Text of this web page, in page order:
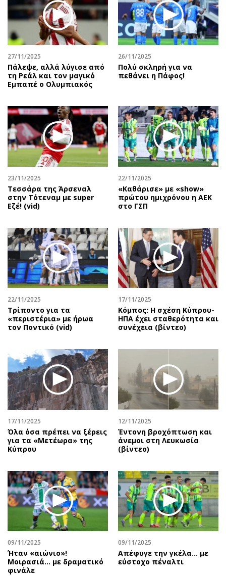
27/11/2025
Πάλεψε, αλλά λύγισε από
τη Ρεάλ και τον μαγικό
Εμπαπέ ο Ολυμπιακός
26/11/2025
Πολύ σκληρή για να
πεθάνει η Πάφος!
23/11/2025
Τεσσάρα της Άρσεναλ
στην Τότεναμ με super
Εζέ! (vid)
22/11/2025
«Καθάρισε» με «show»
πρώτου ημιχρόνου η ΑΕΚ
στο ΓΣΠ
22/11/2025
Τρίποντο για τα
«περιστέρια» με ήρωα
τον Ποντικό (vid)
17/11/2025
Κόμπος: Η σχέση Κύπρου-
ΗΠΑ έχει σταθερότητα και
συνέχεια (βίντεο)
17/11/2025
Όλα όσα πρέπει να ξέρεις
για τα «Μετέωρα» της
Κύπρου
12/11/2025
Έντονη βροχόπτωση και
άνεμοι στη Λευκωσία
(βίντεο)
09/11/2025
Ήταν «αιώνιο»!
Μοιρασιά… με δραματικό
φινάλε
09/11/2025
Aπέφυγε την γκέλα... με
εύστοχο πέναλτι